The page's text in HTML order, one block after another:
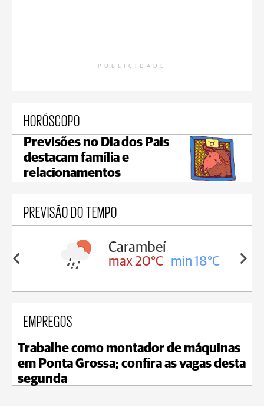
PUBLICIDADE
HORÓSCOPO
Previsões no Dia dos Pais
destacam família e
relacionamentos
PREVISÃO DO TEMPO
18°C
Carambeí
max 20°C min 18°C
EMPREGOS
Trabalhe como montador de máquinas
em Ponta Grossa; confira as vagas desta
segunda